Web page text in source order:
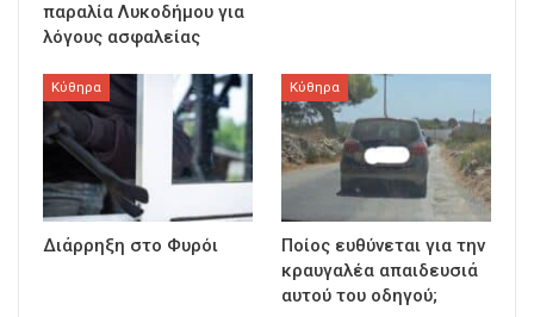
παραλία Λυκοδήμου για
λόγους ασφαλείας
Κύθηρα
Διάρρηξη στο Φυρόι
Κύθηρα
Ποίος ευθύνεται για την
κραυγαλέα απαιδευσιά
αυτού του οδηγού;